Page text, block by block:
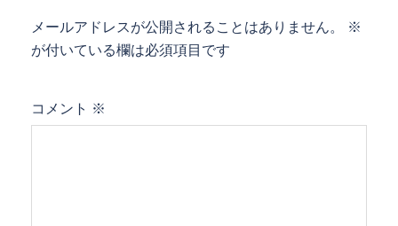
メールアドレスが公開されることはありません。
※
が付いている欄は必須項目です
コメント ※